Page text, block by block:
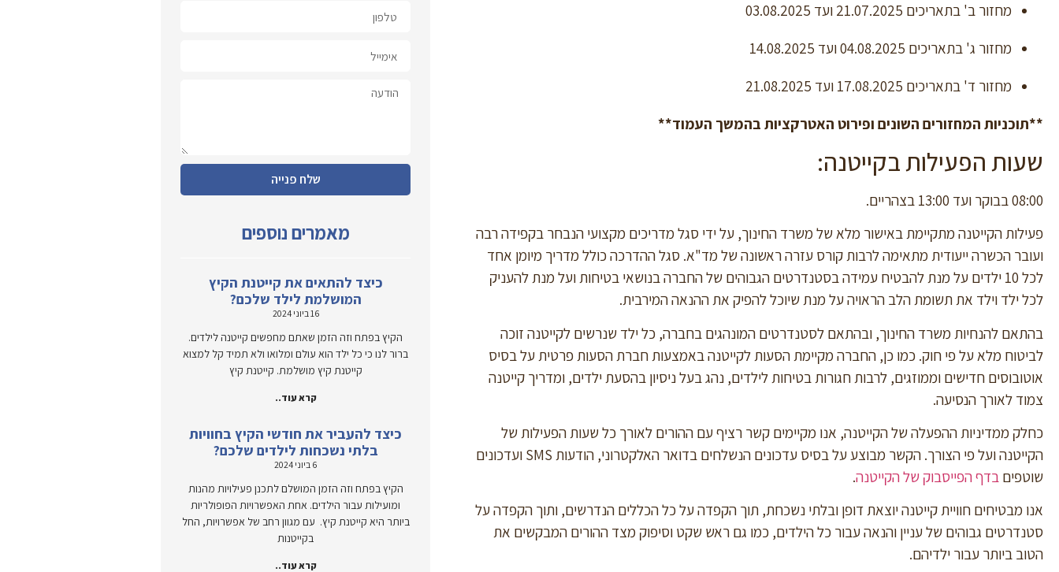
מחזור ב' בתאריכים 21.07.2025 ועד 03.08.2025
מחזור ג' בתאריכים 04.08.2025 ועד 14.08.2025
מחזור ד' בתאריכים 17.08.2025 ועד 21.08.2025
**תוכניות המחזורים השונים ופירוט האטרקציות בהמשך העמוד**
שעות הפעילות בקייטנה:
08:00 בבוקר ועד 13:00 בצהריים.
פעילות הקייטנה מתקיימת באישור מלא של משרד החינוך, על ידי סגל מדריכים מקצועי הנבחר בקפידה רבה
ועובר הכשרה ייעודית מתאימה לרבות קורס עזרה ראשונה של מד"א. סגל ההדרכה כולל מדריך מיומן אחד
לכל 10 ילדים על מנת להבטיח עמידה בסטנדרטים הגבוהים של החברה בנושאי בטיחות ועל מנת להעניק
לכל ילד וילד את תשומת הלב הראויה על מנת שיוכל להפיק את ההנאה המירבית.
בהתאם להנחיות משרד החינוך, ובהתאם לסטנדרטים המונהגים בחברה, כל ילד שנרשים לקייטנה זוכה
לביטוח מלא על פי חוק. כמו כן, החברה מקיימת הסעות לקייטנה באמצעות חברת הסעות פרטית על בסיס
אוטובוסים חדישים וממוזגים, לרבות חגורות בטיחות לילדים, נהג בעל ניסיון בהסעת ילדים, ומדריך קייטנה
צמוד לאורך הנסיעה.
כחלק ממדיניות ההפעלה של הקייטנה, אנו מקיימים קשר רציף עם ההורים לאורך כל שעות הפעילות של
הקייטנה ועל פי הצורך. הקשר מבוצע על בסיס עדכונים הנשלחים בדואר האלקטרוני, הודעות SMS ועדכונים
שוטפים בדף הפייסבוק של הקייטנה.
אנו מבטיחים חוויית קייטנה יוצאת דופן ובלתי נשכחת, תוך הקפדה על כל הכללים הנדרשים, ותוך הקפדה על
סטנדרטים גבוהים של עניין והנאה עבור כל הילדים, כמו גם ראש שקט וסיפוק מצד ההורים המבקשים את
הטוב ביותר עבור ילדיהם.
שלח פנייה
מאמרים נוספים
כיצד להתאים את קייטנת הקיץ
המושלמת לילד שלכם?
16 ביוני 2024
הקיץ בפתח וזה הזמן שאתם מחפשים קייטנה לילדים.
ברור לנו כי כל ילד הוא עולם ומלואו ולא תמיד קל למצוא
קייטנת קיץ מושלמת. קייטנת קיץ
קרא עוד..
כיצד להעביר את חודשי הקיץ בחוויות
בלתי נשכחות לילדים שלכם?
6 ביוני 2024
הקיץ בפתח וזה הזמן המושלם לתכנן פעילויות מהנות
ומועילות עבור הילדים. אחת האפשרויות הפופולריות
ביותר היא קייטנת קיץ. עם מגוון רחב של אפשרויות, החל
בקייטנות
קרא עוד..